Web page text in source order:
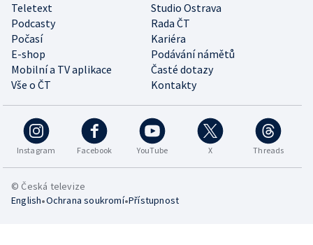
Teletext
Studio Ostrava
Podcasty
Rada ČT
Počasí
Kariéra
E-shop
Podávání námětů
Mobilní a TV aplikace
Časté dotazy
Vše o ČT
Kontakty
Instagram Facebook YouTube X Threads
© Česká televize
English•Ochrana soukromí•Přístupnost